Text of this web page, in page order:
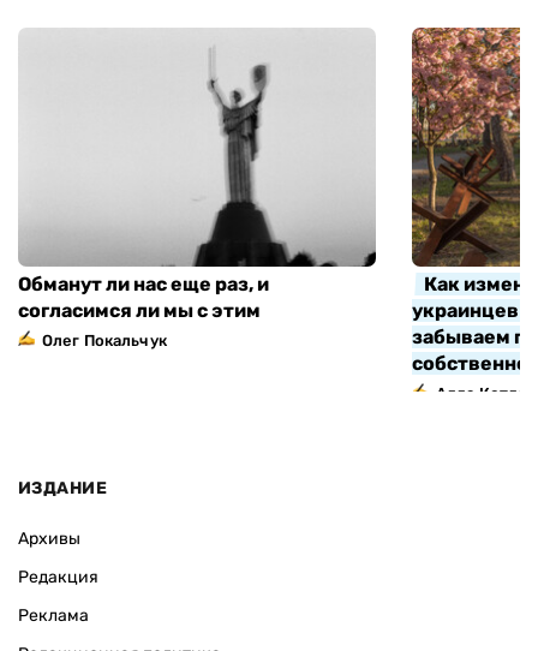
Обманут ли нас еще раз, и
согласимся ли мы с этим
Олег Покальчук
Как
украинцев
забываем
Алла Котляр
ИЗДАНИЕ
Архивы
Редакция
Реклама